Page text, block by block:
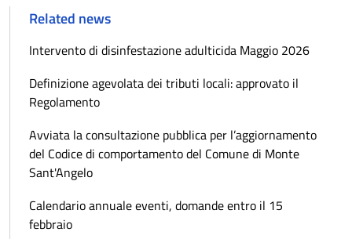
Related news
Intervento di disinfestazione adulticida Maggio 2026
Definizione agevolata dei tributi locali: approvato il
Regolamento
Avviata la consultazione pubblica per l’aggiornamento
del Codice di comportamento del Comune di Monte
Sant'Angelo
Calendario annuale eventi, domande entro il 15
febbraio